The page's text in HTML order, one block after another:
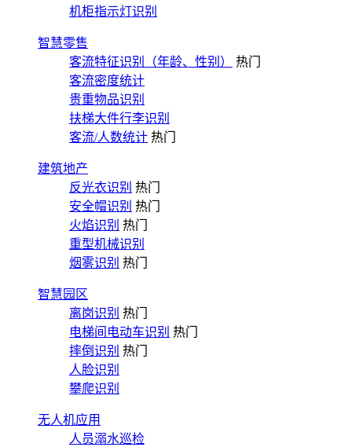
机柜指示灯识别
智慧零售
客流特征识别（年龄、性别）
热门
客流密度统计
贵重物品识别
扶梯大件行李识别
客流/人数统计 热门
建筑地产
反光衣识别 热门
安全帽识别 热门
火焰识别 热门
重型机械识别
烟雾识别 热门
智慧园区
离岗识别 热门
电梯间电动车识别 热门
摔倒识别 热门
人脸识别
攀爬识别
无人机应用
人员溺水巡检